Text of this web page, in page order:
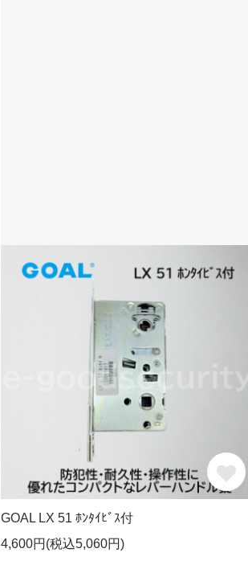
GOAL LX 51 ﾎﾝﾀｲﾋﾞｽ付
4,600円(税込5,060円)